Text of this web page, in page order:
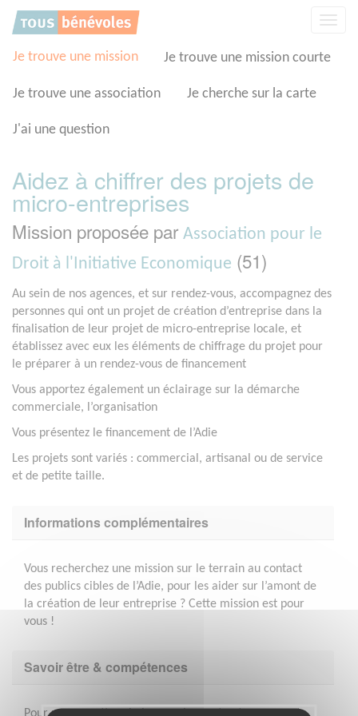
Je trouve une mission Je trouve une mission courte
Je trouve une association Je cherche sur la carte
J'ai une question
Aidez à chiffrer des projets de
micro-entreprises
Mission proposée par Association pour le
Droit à l'Initiative Economique (51)
Au sein de nos agences, et sur rendez-vous, accompagnez des
personnes qui ont un projet de création d’entreprise dans la
finalisation de leur projet de micro-entreprise locale, et
établissez avec eux les éléments de chiffrage du projet pour
le préparer à un rendez-vous de financement
Vous apportez également un éclairage sur la démarche
commerciale, l’organisation
Vous présentez le financement de l’Adie
Les projets sont variés : commercial, artisanal ou de service
et de petite taille.
Informations complémentaires
Vous recherchez une mission sur le terrain au contact
des publics cibles de l’Adie, pour les aider sur l’amont de
la création de leur entreprise ? Cette mission est pour
vous !
Savoir être & compétences
Pour mener cette mission passionnante et engageante,
Panneau de gestion des cookies